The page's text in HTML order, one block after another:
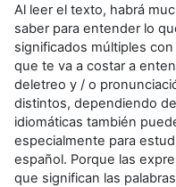
Al leer el texto, habrá
saber para entender lo
significados múltiples
que te va a costar a
deletreo y / o
distintos, dependiendo
idiomáticas también
especialmente para
español. Porque las
que significan las